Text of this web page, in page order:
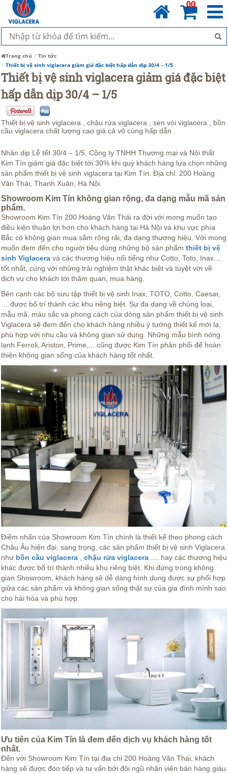
00
Trang chủ
Tin tức
Thiết bị vệ sinh viglacera giảm giá đặc biệt hấp dẫn dịp 30/4 – 1/5
Thiết bị vệ sinh viglacera giảm giá đặc biệt
hấp dẫn dịp 30/4 – 1/5
Thiết bị vệ sinh viglacera , chậu rửa viglacera , sen vòi viglacera , bồn
cầu viglacera chất lượng cao giá cả vô cùng hấp dẫn .
Nhân dịp Lễ tết 30/4 – 1/5, Công ty TNHH Thương mại và Nội thất
Kim Tín giảm giá đặc biệt tới 30% khi quý khách hàng lựa chọn những
sản phẩm thiết bị vệ sinh viglacera tại Kim Tín. Địa chỉ: 200 Hoàng
Văn Thái, Thanh Xuân, Hà Nội.
Showroom Kim Tín không gian rộng, đa dạng mẫu mã sản
phẩm.
Showroom Kim Tín 200 Hoàng Văn Thái ra đời với mong muốn tạo
điều kiện thuận lợi hơn cho khách hàng tại Hà Nội và khu vực phía
Bắc có không gian mua sắm rộng rãi, đa dạng thương hiệu. Với mong
muốn đem đến cho người tiêu dùng những bộ sản phẩm thiết bị vệ
sinh Viglacera và các thương hiệu nổi tiếng như Cotto, Toto, Inax…
tốt nhất, cùng với những trải nghiệm thật khác biệt và tuyệt vời về
dịch vụ cho khách tới thăm quan, mua hàng.
Bên cạnh các bộ sưu tập thiết bị vệ sinh Inax, TOTO, Cotto, Caesar,
… được bố trí thành các khu riêng biệt. Sự đa dạng về chủng loại,
mẫu mã, màu sắc và phong cách của dòng sản phẩm thiết bị vệ sinh
Viglacera sẽ đem đến cho khách hàng nhiều ý tưởng thiết kế mới lạ,
phù hợp với nhu cầu và không gian sử dụng. Những mẫu bình nóng
lạnh Ferroli, Ariston, Prime,... cũng được Kim Tín phân phối để hoàn
thiện không gian sống của khách hàng tốt nhất.
Điểm nhấn của Showroom Kim Tín chính là thiết kế theo phong cách
Châu Âu hiện đại, sang trọng, các sản phẩm thiết bị vệ sinh Viglacera
như bồn cầu viglacera , chậu rửa viglacera .... hay các thương hiệu
khác được bố trí thành nhiều khu riêng biệt. Khi đứng trong không
gian Showroom, khách hàng sẽ dễ dàng hình dung được sự phối hợp
giữa các sản phẩm và không gian sống thật sự của gia đình mình sao
cho hài hòa và phù hợp.
Ưu tiên của Kim Tín là đem đến dịch vụ khách hàng tốt
nhất.
Đến với Showroom Kim Tín tại địa chỉ 200 Hoàng Văn Thái, khách
hàng sẽ được đón tiếp và tư vấn bởi đội ngũ nhân viên bán hàng giàu